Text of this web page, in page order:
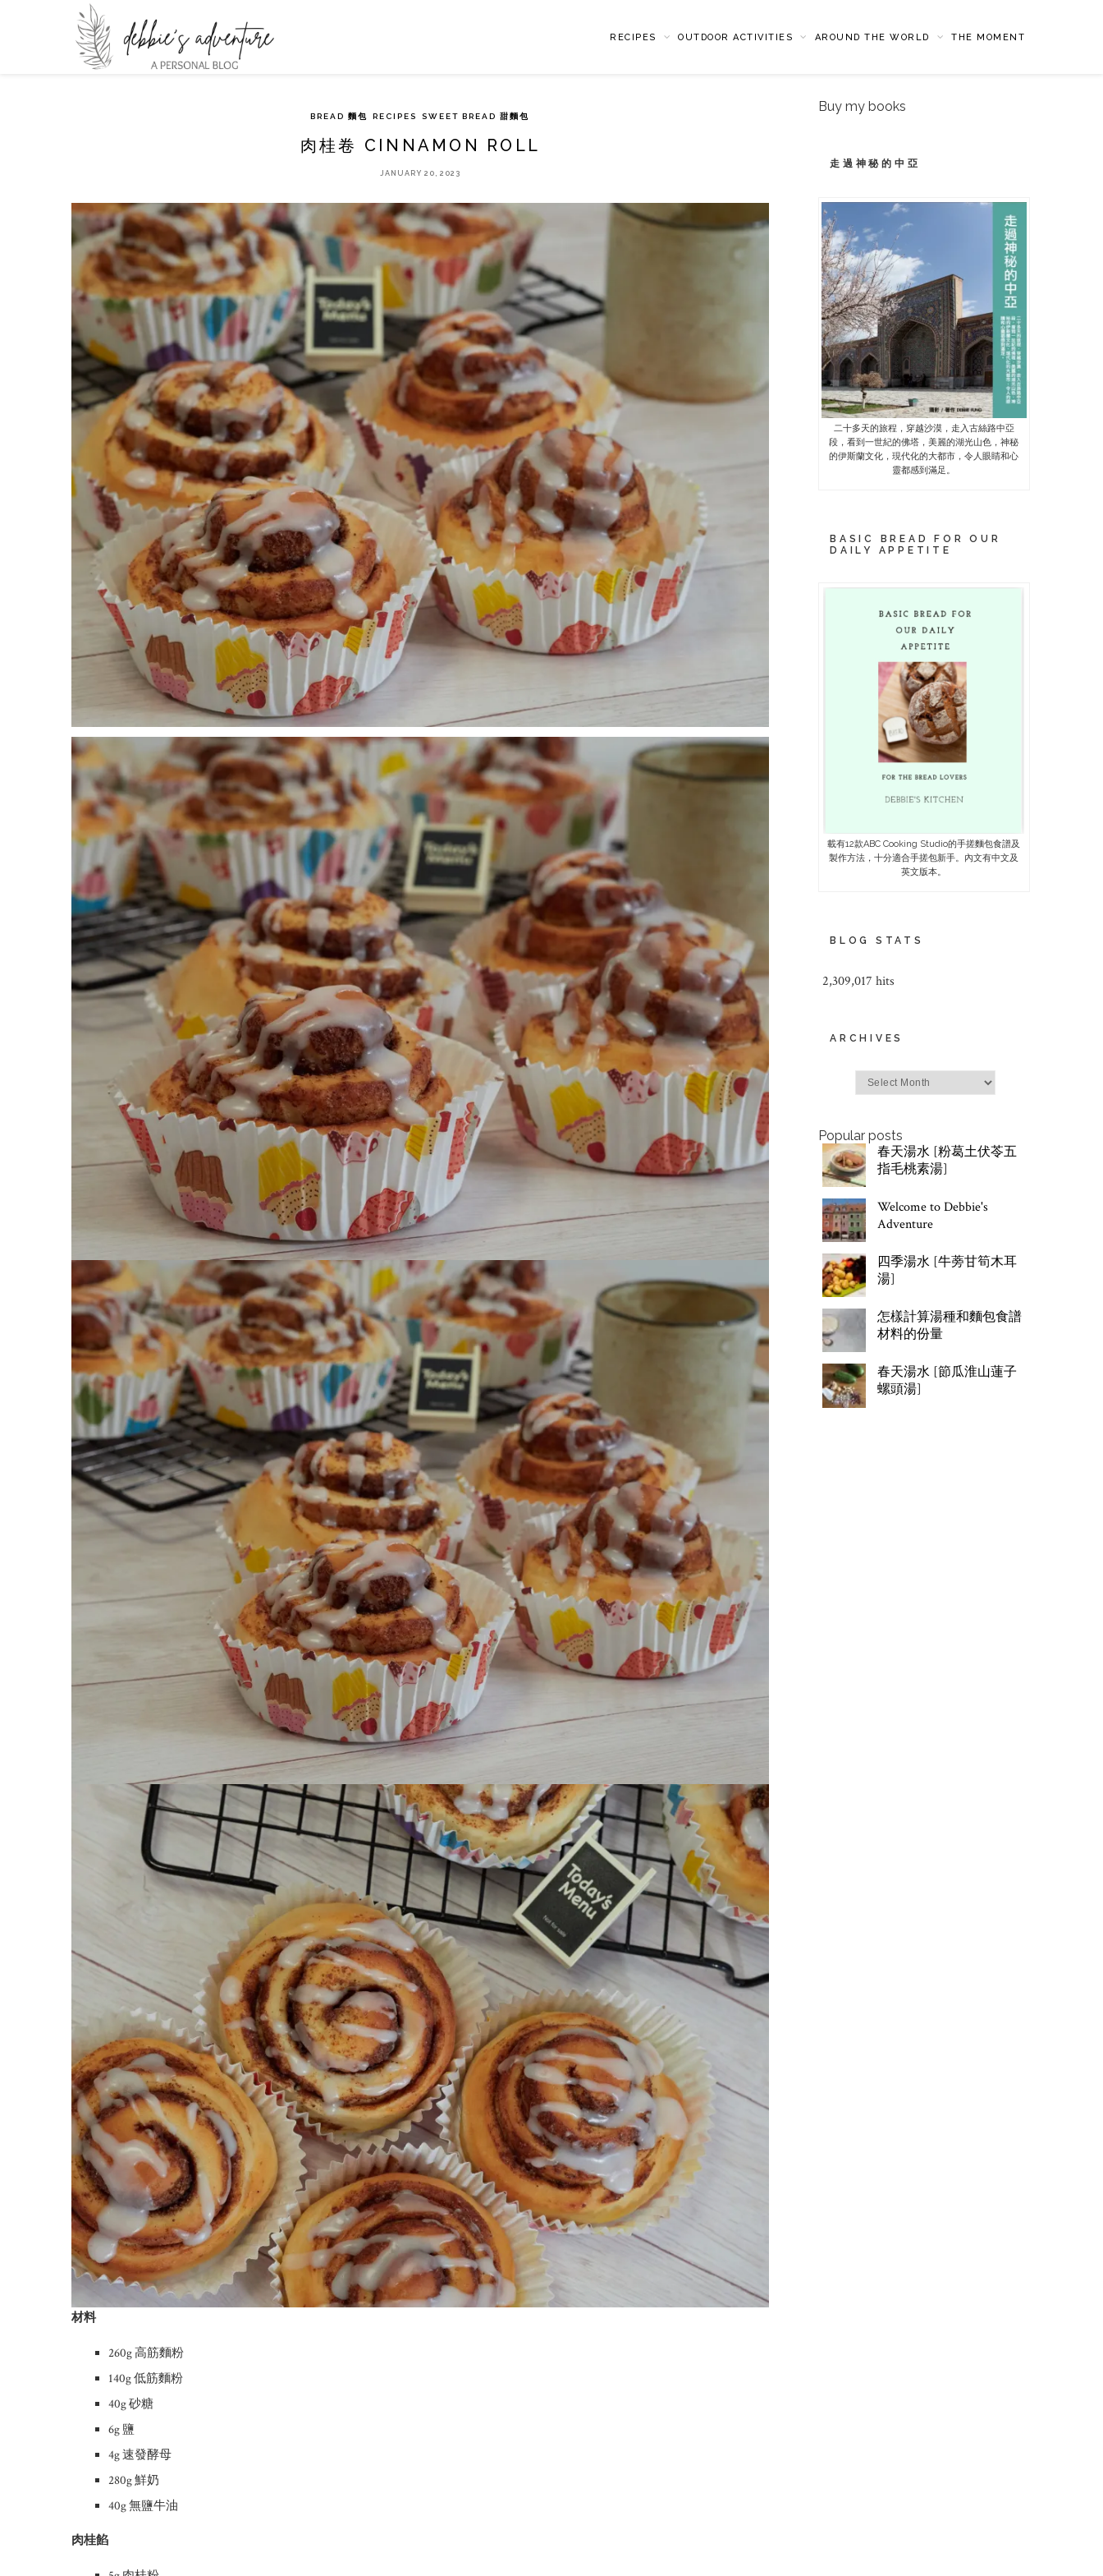
RECIPES OUTDOOR ACTIVITIES AROUND THE WORLD THE MOMENT
BREAD 麵包 RECIPES SWEET BREAD 甜麵包
肉桂卷 CINNAMON ROLL
JANUARY 20, 2023
材料
260g 高筋麵粉
140g 低筋麵粉
40g 砂糖
6g 鹽
4g 速發酵母
280g 鮮奶
40g 無鹽牛油
肉桂餡
Buy my books
走過神秘的中亞
二十多天的旅程，穿越沙漠，走入古絲路中亞
段，看到一世紀的佛塔，美麗的湖光山色，神秘
的伊斯蘭文化，現代化的大都市，令人眼睛和心
靈都感到滿足。
BASIC BREAD FOR OUR
DAILY APPETITE
載有12款ABC Cooking Studio的手搓麵包食譜及
製作方法，十分適合手搓包新手。內文有中文及
英文版本。
BLOG STATS
2,309,017 hits
ARCHIVES
Popular posts
春天湯水 [粉葛土伏苓五
指毛桃素湯]
Welcome to Debbie's
Adventure
四季湯水 [牛蒡甘筍木耳
湯]
怎樣計算湯種和麵包食譜
材料的份量
春天湯水 [節瓜淮山蓮子
螺頭湯]